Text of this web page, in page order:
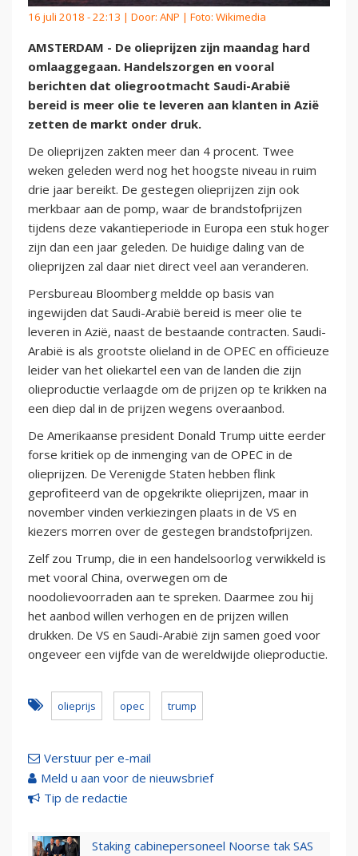
16 juli 2018 - 22:13 | Door: ANP | Foto: Wikimedia
AMSTERDAM - De olieprijzen zijn maandag hard
omlaaggegaan. Handelszorgen en vooral
berichten dat oliegrootmacht Saudi-Arabië
bereid is meer olie te leveren aan klanten in Azië
zetten de markt onder druk.
De olieprijzen zakten meer dan 4 procent. Twee
weken geleden werd nog het hoogste niveau in ruim
drie jaar bereikt. De gestegen olieprijzen zijn ook
merkbaar aan de pomp, waar de brandstofprijzen
tijdens deze vakantieperiode in Europa een stuk hoger
zijn dan een jaar geleden. De huidige daling van de
olieprijzen zal daar niet direct veel aan veranderen.
Persbureau Bloomberg meldde op basis van
ingewijden dat Saudi-Arabië bereid is meer olie te
leveren in Azië, naast de bestaande contracten. Saudi-
Arabië is als grootste olieland in de OPEC en officieuze
leider van het oliekartel een van de landen die zijn
olieproductie verlaagde om de prijzen op te krikken na
een diep dal in de prijzen wegens overaanbod.
De Amerikaanse president Donald Trump uitte eerder
forse kritiek op de inmenging van de OPEC in de
olieprijzen. De Verenigde Staten hebben flink
geprofiteerd van de opgekrikte olieprijzen, maar in
november vinden verkiezingen plaats in de VS en
kiezers morren over de gestegen brandstofprijzen.
Zelf zou Trump, die in een handelsoorlog verwikkeld is
met vooral China, overwegen om de
noodolievoorraden aan te spreken. Daarmee zou hij
het aanbod willen verhogen en de prijzen willen
drukken. De VS en Saudi-Arabië zijn samen goed voor
ongeveer een vijfde van de wereldwijde olieproductie.
olieprijs opec trump
Verstuur per e-mail
Meld u aan voor de nieuwsbrief
Tip de redactie
Staking cabinepersoneel Noorse tak SAS